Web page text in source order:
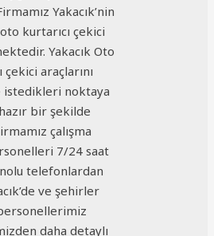
Yakacık’nin
kurtarıcı çekici
Yakacık Oto
araçlarını
istedikleri noktaya
bir şekilde
çalışma
7/24 saat
telefonlardan
ve şehirler
daha detaylı